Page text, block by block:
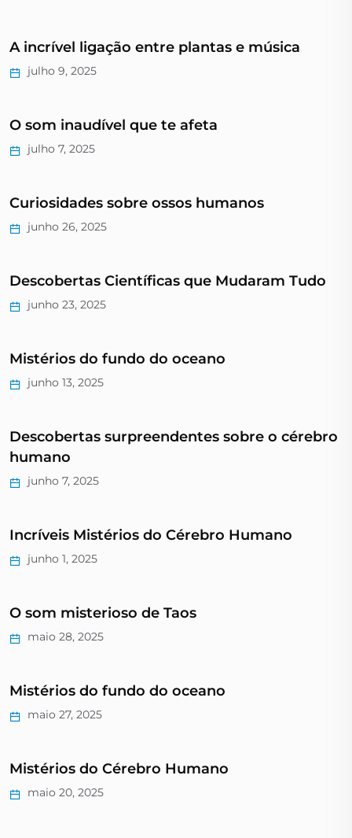
A incrível ligação entre plantas e música
julho 9, 2025
O som inaudível que te afeta
julho 7, 2025
Curiosidades sobre ossos humanos
junho 26, 2025
Descobertas Científicas que Mudaram Tudo
junho 23, 2025
Mistérios do fundo do oceano
junho 13, 2025
Descobertas surpreendentes sobre o cérebro
humano
junho 7, 2025
Incríveis Mistérios do Cérebro Humano
junho 1, 2025
O som misterioso de Taos
maio 28, 2025
Mistérios do fundo do oceano
maio 27, 2025
Mistérios do Cérebro Humano
maio 20, 2025